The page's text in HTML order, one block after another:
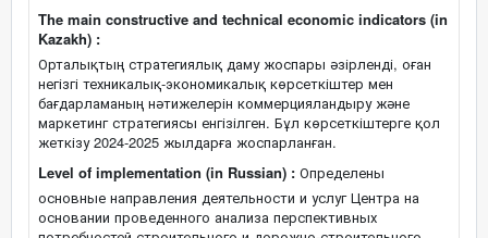
The main constructive and technical economic indicators (in
Kazakh) :
Орталықтың стратегиялық даму жоспары әзірленді, оған
негізгі техникалық-экономикалық көрсеткіштер мен
бағдарламаның нәтижелерін коммерцияландыру және
маркетинг стратегиясы енгізілген. Бұл көрсеткіштерге қол
жеткізу 2024-2025 жылдарға жоспарланған.
Level of implementation (in Russian) : Определены
основные направления деятельности и услуг Центра на
основании проведенного анализа перспективных